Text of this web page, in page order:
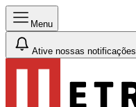
Menu
Ative nossas notificações